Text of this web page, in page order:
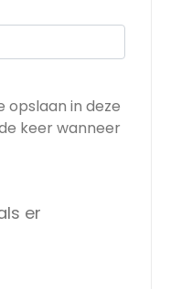
opslaan in deze
keer wanneer
er